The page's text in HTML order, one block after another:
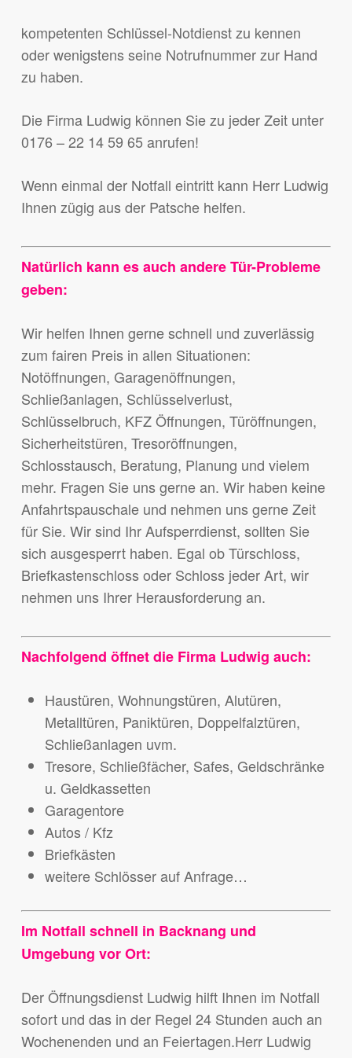
kompetenten Schlüssel-Notdienst zu kennen
oder wenigstens seine Notrufnummer zur Hand
zu haben.
Die Firma Ludwig können Sie zu jeder Zeit unter
0176 – 22 14 59 65 anrufen!
Wenn einmal der Notfall eintritt kann Herr Ludwig
Ihnen zügig aus der Patsche helfen.
Natürlich kann es auch andere Tür-Probleme
geben:
Wir helfen Ihnen gerne schnell und zuverlässig
zum fairen Preis in allen Situationen:
Notöffnungen, Garagenöffnungen,
Schließanlagen, Schlüsselverlust,
Schlüsselbruch, KFZ Öffnungen, Türöffnungen,
Sicherheitstüren, Tresoröffnungen,
Schlosstausch, Beratung, Planung und vielem
mehr. Fragen Sie uns gerne an. Wir haben keine
Anfahrtspauschale und nehmen uns gerne Zeit
für Sie. Wir sind Ihr Aufsperrdienst, sollten Sie
sich ausgesperrt haben. Egal ob Türschloss,
Briefkastenschloss oder Schloss jeder Art, wir
nehmen uns Ihrer Herausforderung an.
Nachfolgend öffnet die Firma Ludwig auch:
Haustüren, Wohnungstüren, Alutüren,
Metalltüren, Paniktüren, Doppelfalztüren,
Schließanlagen uvm.
Tresore, Schließfächer, Safes, Geldschränke
u. Geldkassetten
Garagentore
Autos / Kfz
Briefkästen
weitere Schlösser auf Anfrage…
Im Notfall schnell in Backnang und
Umgebung vor Ort:
Der Öffnungsdienst Ludwig hilft Ihnen im Notfall
sofort und das in der Regel 24 Stunden auch an
Wochenenden und an Feiertagen.Herr Ludwig